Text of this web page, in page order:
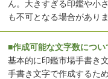
ん。大きすぎる印鑑や小
も不可となる場合があり
■作成可能な文字数につい
基本的に印鑑市場手書き
手書き文字で作成するた